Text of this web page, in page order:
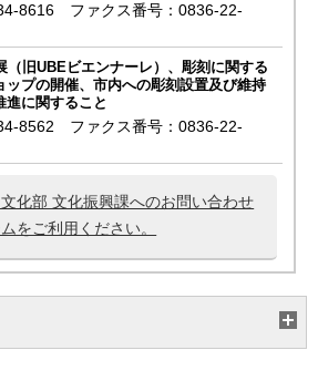
8616 ファクス番号：0836-22-
（旧UBEビエンナーレ）、彫刻に関する
ップの開催、市内への彫刻設置及び維持
進に関すること
8562 ファクス番号：0836-22-
化部 文化振興課へのお問い合わせ
をご利用ください。